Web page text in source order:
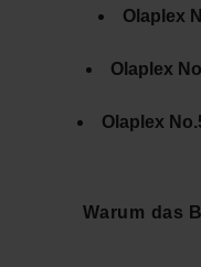
Olaplex
Olaplex
Olaplex
Warum das